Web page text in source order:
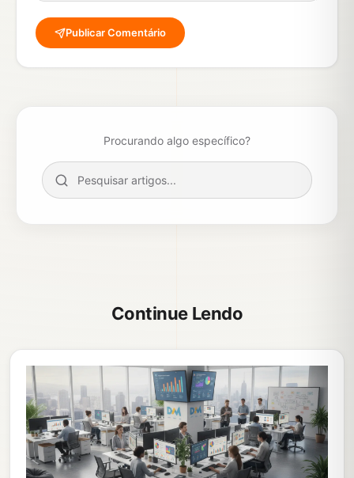
Publicar Comentário
Procurando algo específico?
Continue Lendo